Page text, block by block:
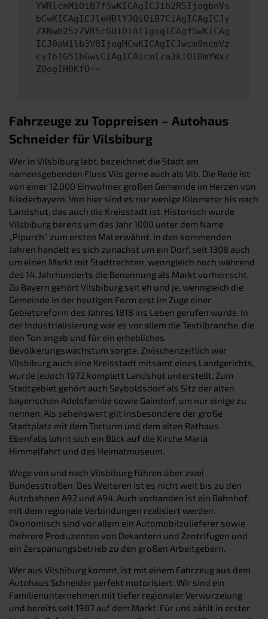
YWRlcnMiOiB7fSwKICAgICJib2R5IjogbnVs
bCwKICAgICJleHBlY3QiOiB7CiAgICAgICJy
ZXNwb25zZVR5cGUiOiAiIgogICAgfSwKICAg
ICJ0aW1lb3V0IjogMCwKICAgICJwcm9ncmVz
cyI6IG51bGwsCiAgICAicmlza3kiOiBmYWxz
ZQogIH0KfQ==
Fahrzeuge zu Toppreisen – Autohaus
Schneider für Vilsbiburg
Wer in Vilsbiburg lebt, bezeichnet die Stadt am
namensgebenden Fluss Vils gerne auch als Vib. Die Rede ist
von einer 12.000 Einwohner großen Gemeinde im Herzen von
Niederbayern. Von hier sind es nur wenige Kilometer bis nach
Landshut, das auch die Kreisstadt ist. Historisch wurde
Vilsbiburg bereits um das Jahr 1000 unter dem Name
„Pipurch“ zum ersten Mal erwähnt. In den kommenden
Jahren handelt es sich zunächst um ein Dorf, seit 1308 auch
um einen Markt mit Stadtrechten, wenngleich noch während
des 14. Jahrhunderts die Benennung als Markt vorherrscht.
Zu Bayern gehört Vilsbiburg seit eh und je, wenngleich die
Gemeinde in der heutigen Form erst im Zuge einer
Gebietsreform des Jahres 1818 ins Leben gerufen wurde. In
der Industrialisierung war es vor allem die Textilbranche, die
den Ton angab und für ein erhebliches
Bevölkerungswachstum sorgte. Zwischenzeitlich war
Vilsbiburg auch eine Kreisstadt mitsamt eines Landgerichts,
wurde jedoch 1972 komplett Landshut unterstellt. Zum
Stadtgebiet gehört auch Seyboldsdorf als Sitz der alten
bayerischen Adelsfamilie sowie Gaindorf, um nur einige zu
nennen. Als sehenswert gilt insbesondere der große
Stadtplatz mit dem Torturm und dem alten Rathaus.
Ebenfalls lohnt sich ein Blick auf die Kirche Mariä
Himmelfahrt und das Heimatmuseum.
Wege von und nach Vilsbiburg führen über zwei
Bundesstraßen. Des Weiteren ist es nicht weit bis zu den
Autobahnen A92 und A94. Auch vorhanden ist ein Bahnhof,
mit dem regionale Verbindungen realisiert werden.
Ökonomisch sind vor allem ein Automobilzulieferer sowie
mehrere Produzenten von Dekantern und Zentrifugen und
ein Zerspanungsbetrieb zu den großen Arbeitgebern.
Wer aus Vilsbiburg kommt, ist mit einem Fahrzeug aus dem
Autohaus Schneider perfekt motorisiert. Wir sind ein
Familienunternehmen mit tiefer regionaler Verwurzelung
und bereits seit 1987 auf dem Markt. Für uns zählt in erster